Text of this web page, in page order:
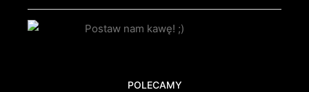
POLECAMY